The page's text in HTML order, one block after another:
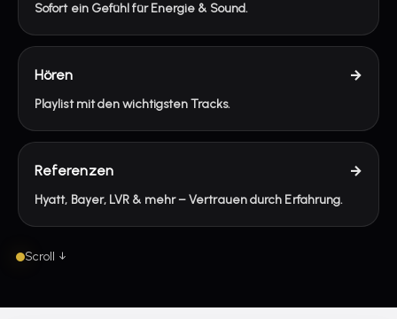
Sofort ein Gefühl für Energie & Sound.
Hören →
Playlist mit den wichtigsten Tracks.
Referenzen →
Hyatt, Bayer, LVR & mehr – Vertrauen durch Erfahrung.
Scroll ↓